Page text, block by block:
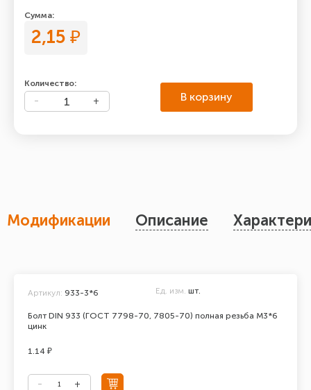
Сумма:
2,15 ₽
Количество:
В корзину
Модификации Описание
Болт DIN 933 (ГОСТ 7798-70, 7805-70) полная резьба М3*6
цинк
Артикул: 933-3*6 Ед. изм. шт.
1.14 ₽